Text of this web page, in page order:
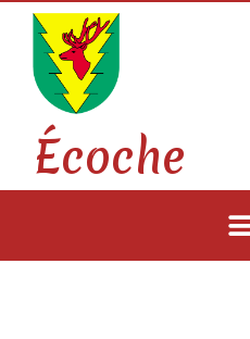
Écoche